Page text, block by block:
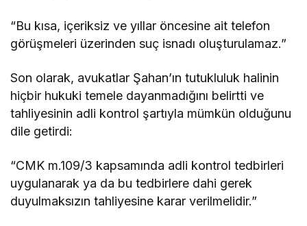
“Bu kısa, içeriksiz ve yıllar öncesine ait telefon
görüşmeleri üzerinden suç isnadı oluşturulamaz.”
Son olarak, avukatlar Şahan’ın tutukluluk halinin
hiçbir hukuki temele dayanmadığını belirtti ve
tahliyesinin adli kontrol şartıyla mümkün olduğunu
dile getirdi:
“CMK m.109/3 kapsamında adli kontrol tedbirleri
uygulanarak ya da bu tedbirlere dahi gerek
duyulmaksızın tahliyesine karar verilmelidir.”